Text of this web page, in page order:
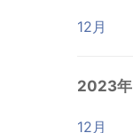
12月
2023年
12月